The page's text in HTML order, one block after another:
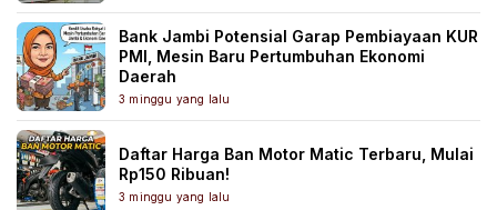
Bank Jambi Potensial Garap Pembiayaan KUR
PMI, Mesin Baru Pertumbuhan Ekonomi
Daerah
3 minggu yang lalu
Daftar Harga Ban Motor Matic Terbaru, Mulai
Rp150 Ribuan!
3 minggu yang lalu